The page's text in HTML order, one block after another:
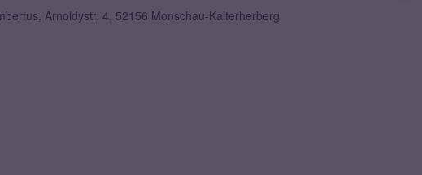
Arnoldystr. 4, 52156 Monschau-Kalterherberg